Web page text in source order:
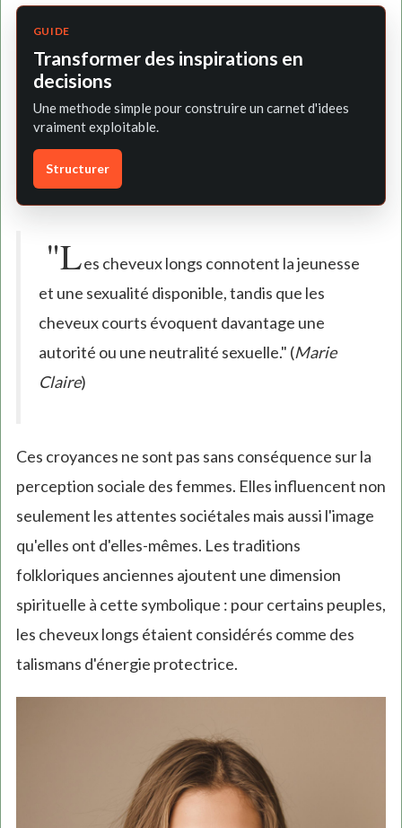
GUIDE
Transformer des inspirations en
decisions
Une methode simple pour construire un carnet d'idees
vraiment exploitable.
Structurer
"Les cheveux longs connotent la jeunesse
et une sexualité disponible, tandis que les
cheveux courts évoquent davantage une
autorité ou une neutralité sexuelle." (Marie
Claire)
Ces croyances ne sont pas sans conséquence sur la
perception sociale des femmes. Elles influencent non
seulement les attentes sociétales mais aussi l'image
qu'elles ont d'elles-mêmes. Les traditions
folkloriques anciennes ajoutent une dimension
spirituelle à cette symbolique : pour certains peuples,
les cheveux longs étaient considérés comme des
talismans d'énergie protectrice.